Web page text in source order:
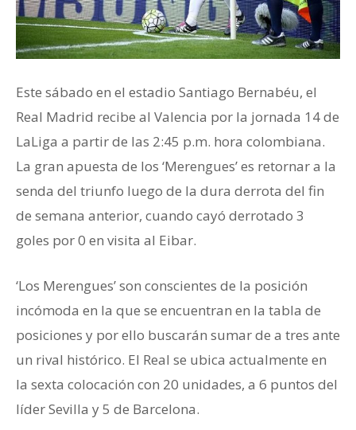
Este sábado en el estadio Santiago Bernabéu, el
Real Madrid recibe al Valencia por la jornada 14 de
LaLiga a partir de las 2:45 p.m. hora colombiana.
La gran apuesta de los ‘Merengues’ es retornar a la
senda del triunfo luego de la dura derrota del fin
de semana anterior, cuando cayó derrotado 3
goles por 0 en visita al Eibar.
‘Los Merengues’ son conscientes de la posición
incómoda en la que se encuentran en la tabla de
posiciones y por ello buscarán sumar de a tres ante
un rival histórico. El Real se ubica actualmente en
la sexta colocación con 20 unidades, a 6 puntos del
líder Sevilla y 5 de Barcelona.